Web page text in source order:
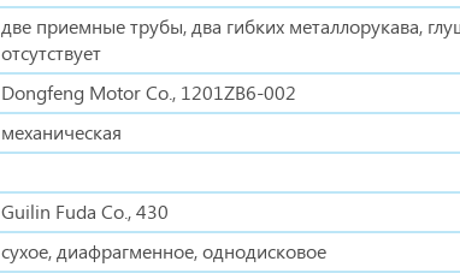
две приемные трубы, два гибких металлорукава,
отсутствует
Dongfeng Motor Co., 1201ZB6-002
механическая
Guilin Fuda Co., 430
сухое, диафрагменное, однодисковое